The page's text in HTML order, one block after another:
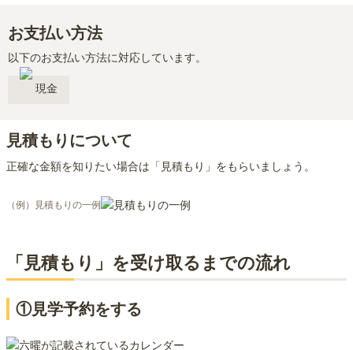
お支払い方法
以下のお支払い方法に対応しています。
現金
見積もりについて
正確な金額を知りたい場合は「見積もり」をもらいましょう。
（例）見積もりの一例
「見積もり」を受け取るまでの流れ
①見学予約をする